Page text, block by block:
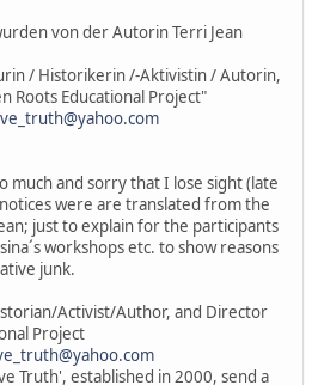
von der Autorin Terri Jean
/ Historikerin /-Aktivistin / Autorin,
Roots Educational Project"
much and sorry that I lose sight (late
were are translated from the
just to explain for the participants
workshops etc. to show reasons
junk.
Activist/Author, and Director
Project
Truth', established in 2000, send a